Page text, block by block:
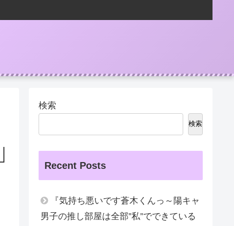
検索
検索
Recent Posts
『気持ち悪いです蒼木くんっ～陽キャ
男子の推し部屋は全部”私”でできている